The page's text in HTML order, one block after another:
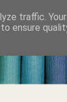
traffic.
ensure